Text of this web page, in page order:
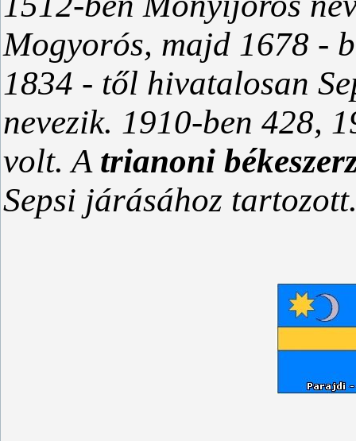
Mogyorós, majd 1678 -
1834 - től hivatalosan
nevezik. 1910-ben 428,
volt. A trianoni
Sepsi járásához